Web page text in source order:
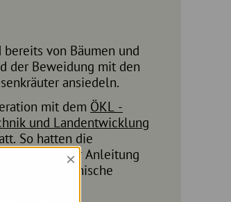
von Bäumen und
ansiedeln.
mit dem ÖKL -
und Landentwicklung
So hatten die
fachkundiger Anleitung
für heimische
×